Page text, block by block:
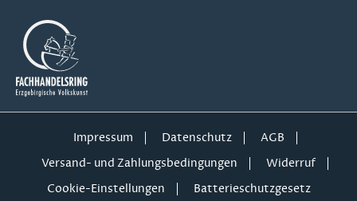
Impressum Datenschutz
AGB
Versand- und Zahlungsbedingungen
Widerruf
Cookie-Einstellungen
Batterieschutzgesetz